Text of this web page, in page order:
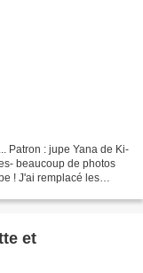
Patron : jupe Yana de Ki-
beaucoup de photos
! J'ai remplacé les
et